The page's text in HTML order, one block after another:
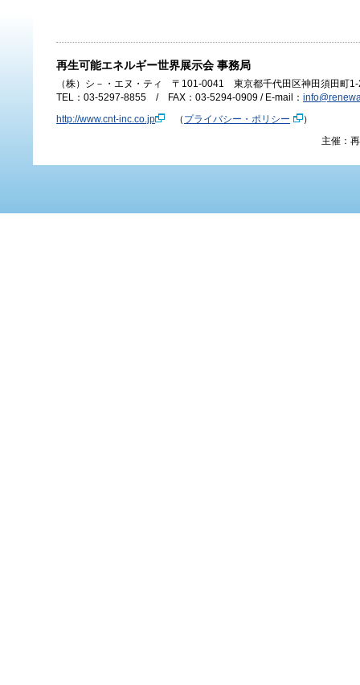
再生可能エネルギー世界展示会 事務局
（株）シ－・エヌ・ティ 〒101-0041 東京都千代田区神田須田町1-
TEL：03-5297-8855 / FAX：03-5294-0909 / E-mail：
http://www.cnt-inc.co.jp
（ プライバシー・ポリシー
）
主催：